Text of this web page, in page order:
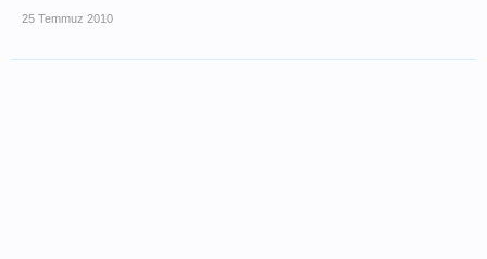
25 Temmuz 2010